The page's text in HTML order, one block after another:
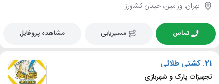
تهران، ورامین، خیابان کشاورز
تماس مسیریابی مشاهده پروفایل
21. کشتی طلائی
تجهیزات پارک و شهربازی